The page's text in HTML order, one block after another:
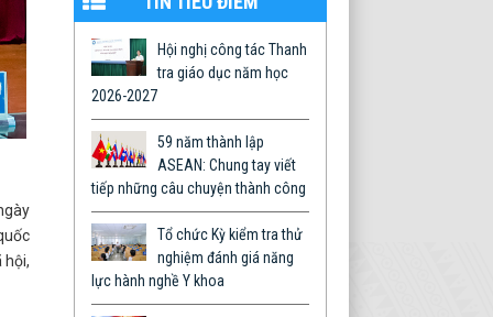
hội,
Hội nghị công tác Thanh
tra giáo dục năm học
2026-2027
59 năm thành lập
ASEAN: Chung tay viết
tiếp những câu chuyện thành công
Tổ chức Kỳ kiểm tra thử
nghiệm đánh giá năng
lực hành nghề Y khoa